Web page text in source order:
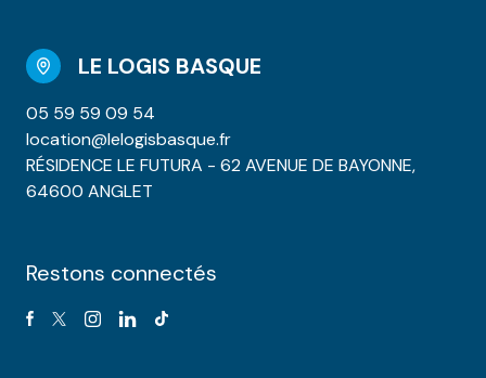
LE LOGIS BASQUE
05 59 59 09 54
location@lelogisbasque.fr
RÉSIDENCE LE FUTURA - 62 AVENUE DE BAYONNE,
64600 ANGLET
Restons connectés